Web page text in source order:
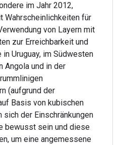
im Jahr 2012,
Wahrscheinlichkeiten für
von Layern mit
zur Erreichbarkeit und
Uruguay, im Südwesten
Angola und in der
(aufgrund der
Basis von kubischen
der Einschränkungen
bewusst sein und diese
um eine angemessene